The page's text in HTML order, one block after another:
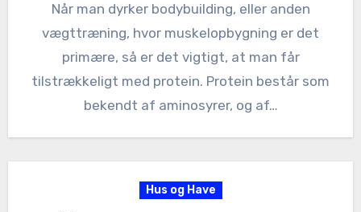
Når man dyrker bodybuilding, eller anden
vægttræning, hvor muskelopbygning er det
primære, så er det vigtigt, at man får
tilstrækkeligt med protein. Protein består som
bekendt af aminosyrer, og af…
Hus og Have